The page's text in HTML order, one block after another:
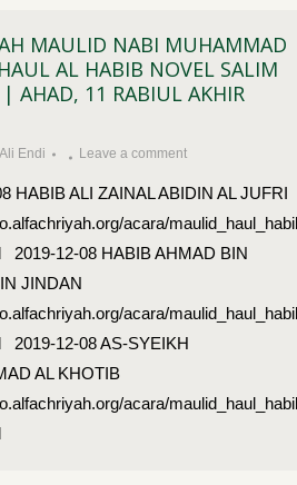
MAULID NABI MUHAMMAD
AL HABIB NOVEL SALIM
| AHAD, 11 RABIUL AKHIR
Ali Endi Leave a comment
HABIB ALI ZAINAL ABIDIN AL JUFRI
acara/
2019-12-08 HABIB AHMAD BIN
JINDAN
acara/
2019-12-08 AS-SYEIKH
AL KHOTIB
acara/